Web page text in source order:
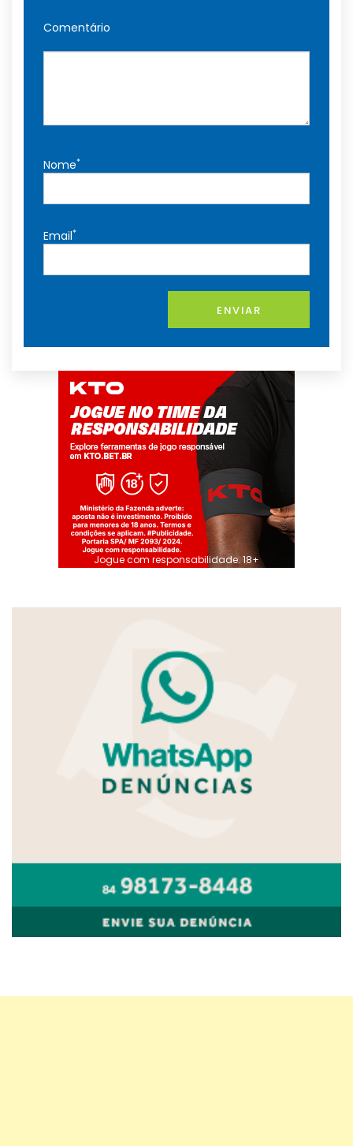
Comentário
Nome*
Email*
ENVIAR
Jogue com responsabilidade. 18+